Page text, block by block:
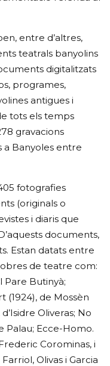
entre d’altres,
teatrals banyolins
digitalitzats
programes,
antigues i
tots els temps
gravacions
a Banyoles entre
fotografies
(originals o
i diaris que
documents,
Estan datats entre
obres de teatre com:
Pare Butinyà;
(1924), de Mossèn
Oliveras; No
Palau; Ecce-Homo.
Corominas, i
Olivas i Garcia